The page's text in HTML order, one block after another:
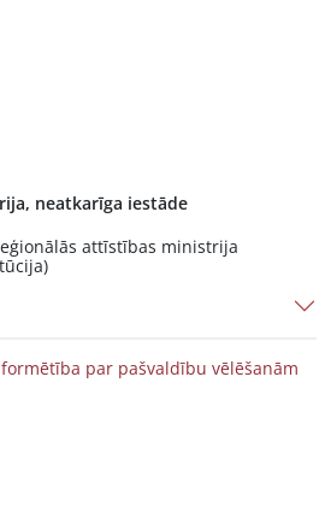
neatkarīga iestāde
attīstības ministrija
par pašvaldību vēlēšanām